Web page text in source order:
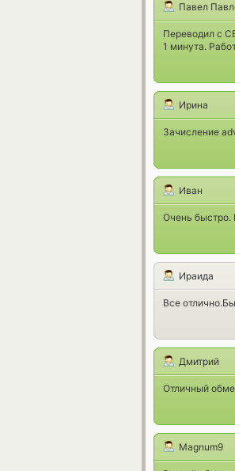
Павел
Переводил с
1 минута.
Ирина
Зачисление
Иван
Очень быстро.
Ираида
Все
Дмитрий
Отличный
Magnum9